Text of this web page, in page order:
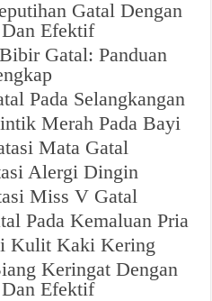
Gatal Dengan
Efektif
Gatal: Panduan
Pada Selangkangan
Merah Pada Bayi
Mata Gatal
Alergi Dingin
Miss V Gatal
Pada Kemaluan Pria
Kulit Kaki Kering
Keringat Dengan
Efektif